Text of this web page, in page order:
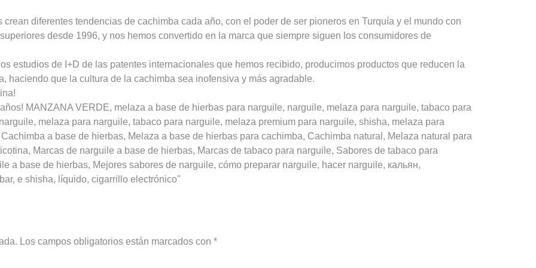
diferentes tendencias de cachimba cada año, con el poder de ser pioneros en Turquía y el mundo con
desde 1996, y nos hemos convertido en la marca que siempre siguen los consumidores de
estudios de I+D de las patentes internacionales que hemos recibido, producimos productos que reducen la
haciendo que la cultura de la cachimba sea inofensiva y más agradable.
MANZANA VERDE, melaza a base de hierbas para narguile, narguile, melaza para narguile, tabaco para
melaza para narguile, tabaco para narguile, melaza premium para narguile, shisha, melaza para
a base de hierbas, Melaza a base de hierbas para cachimba, Cachimba natural, Melaza natural para
Marcas de narguile a base de hierbas, Marcas de tabaco para narguile, Sabores de tabaco para
a base de hierbas, Mejores sabores de narguile, cómo preparar narguile, hacer narguile, кальян,
e shisha, líquido, cigarrillo electrónico"
Los campos obligatorios están marcados con *